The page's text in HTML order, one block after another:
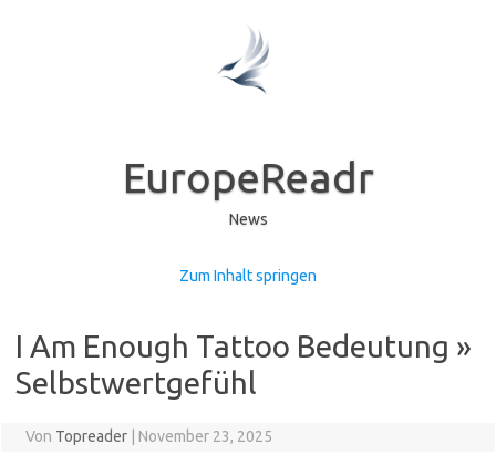
EuropeReadr
News
Zum Inhalt springen
I Am Enough Tattoo Bedeutung »
Selbstwertgefühl
Von Topreader November 23, 2025